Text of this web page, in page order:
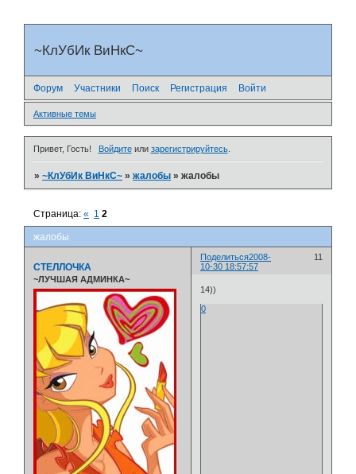
~КлУбИк ВиНкС~
Форум Участники Поиск Регистрация Войти
Активные темы
Привет, Гость! Войдитеили зарегистрируйтесь.
»~КлУбИк ВиНкС~ »жалобы »жалобы
жалобы
Страница:« 1 2
Поделиться 11
2008-
10-30 18:57:57
СТЕЛЛОЧКА
~ЛУЧШАЯ АДМИНКА~
14))
0